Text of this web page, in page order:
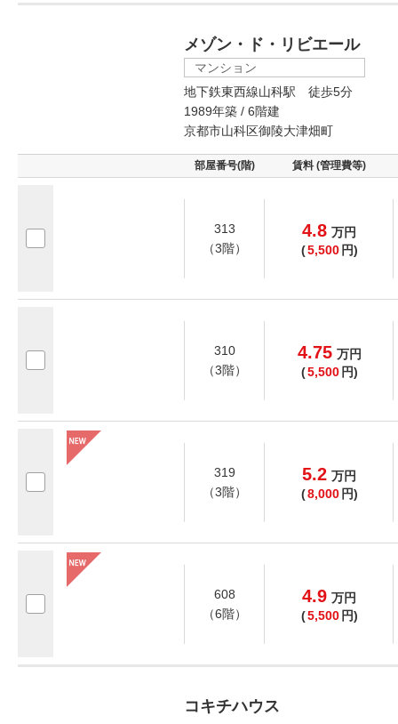
メゾン・ド・リビエール
マンション
地下鉄東西線山科駅 徒歩5分
1989年築 / 6階建
京都市山科区御陵大津畑町
部屋番号(階) 賃料 (管理費等)
313
（3階）
4.8 万円
(5,500 円)
310
（3階）
4.75 万円
(5,500 円)
319
（3階）
5.2 万円
(8,000 円)
608
（6階）
4.9 万円
(5,500 円)
コキチハウス